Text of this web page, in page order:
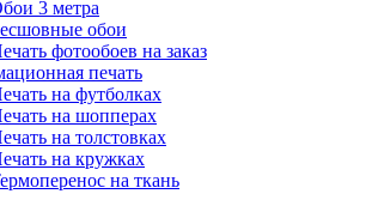
3 метра
обои
фотообоев на заказ
печать
на футболках
на шопперах
на толстовках
на кружках
на ткань